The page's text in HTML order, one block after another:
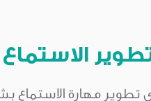
الاستماع